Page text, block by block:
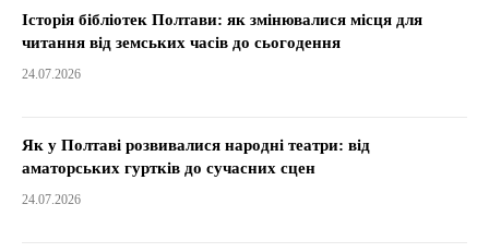
Історія бібліотек Полтави: як змінювалися місця для
читання від земських часів до сьогодення
24.07.2026
Як у Полтаві розвивалися народні театри: від
аматорських гуртків до сучасних сцен
24.07.2026